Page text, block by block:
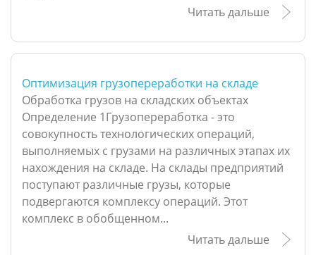
Читать дальше
Оптимизация грузопереработки на складе
Обработка грузов на складских объектах
Определение 1Грузопереработка - это
совокупность технологических операций,
выполняемых с грузами на различных этапах их
нахождения на складе. На склады предприятий
поступают различные грузы, которые
подвергаются комплексу операций. Этот
комплекс в обобщенном...
Читать дальше